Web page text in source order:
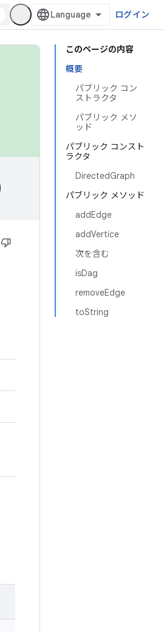
ログイン
このページの内容
概要
パブリック コン
ストラクタ
パブリック メソ
ッド
パブリック コンスト
ラクタ
DirectedGraph
パブリック メソッド
addEdge
addVertice
次を含む
isDag
removeEdge
toString